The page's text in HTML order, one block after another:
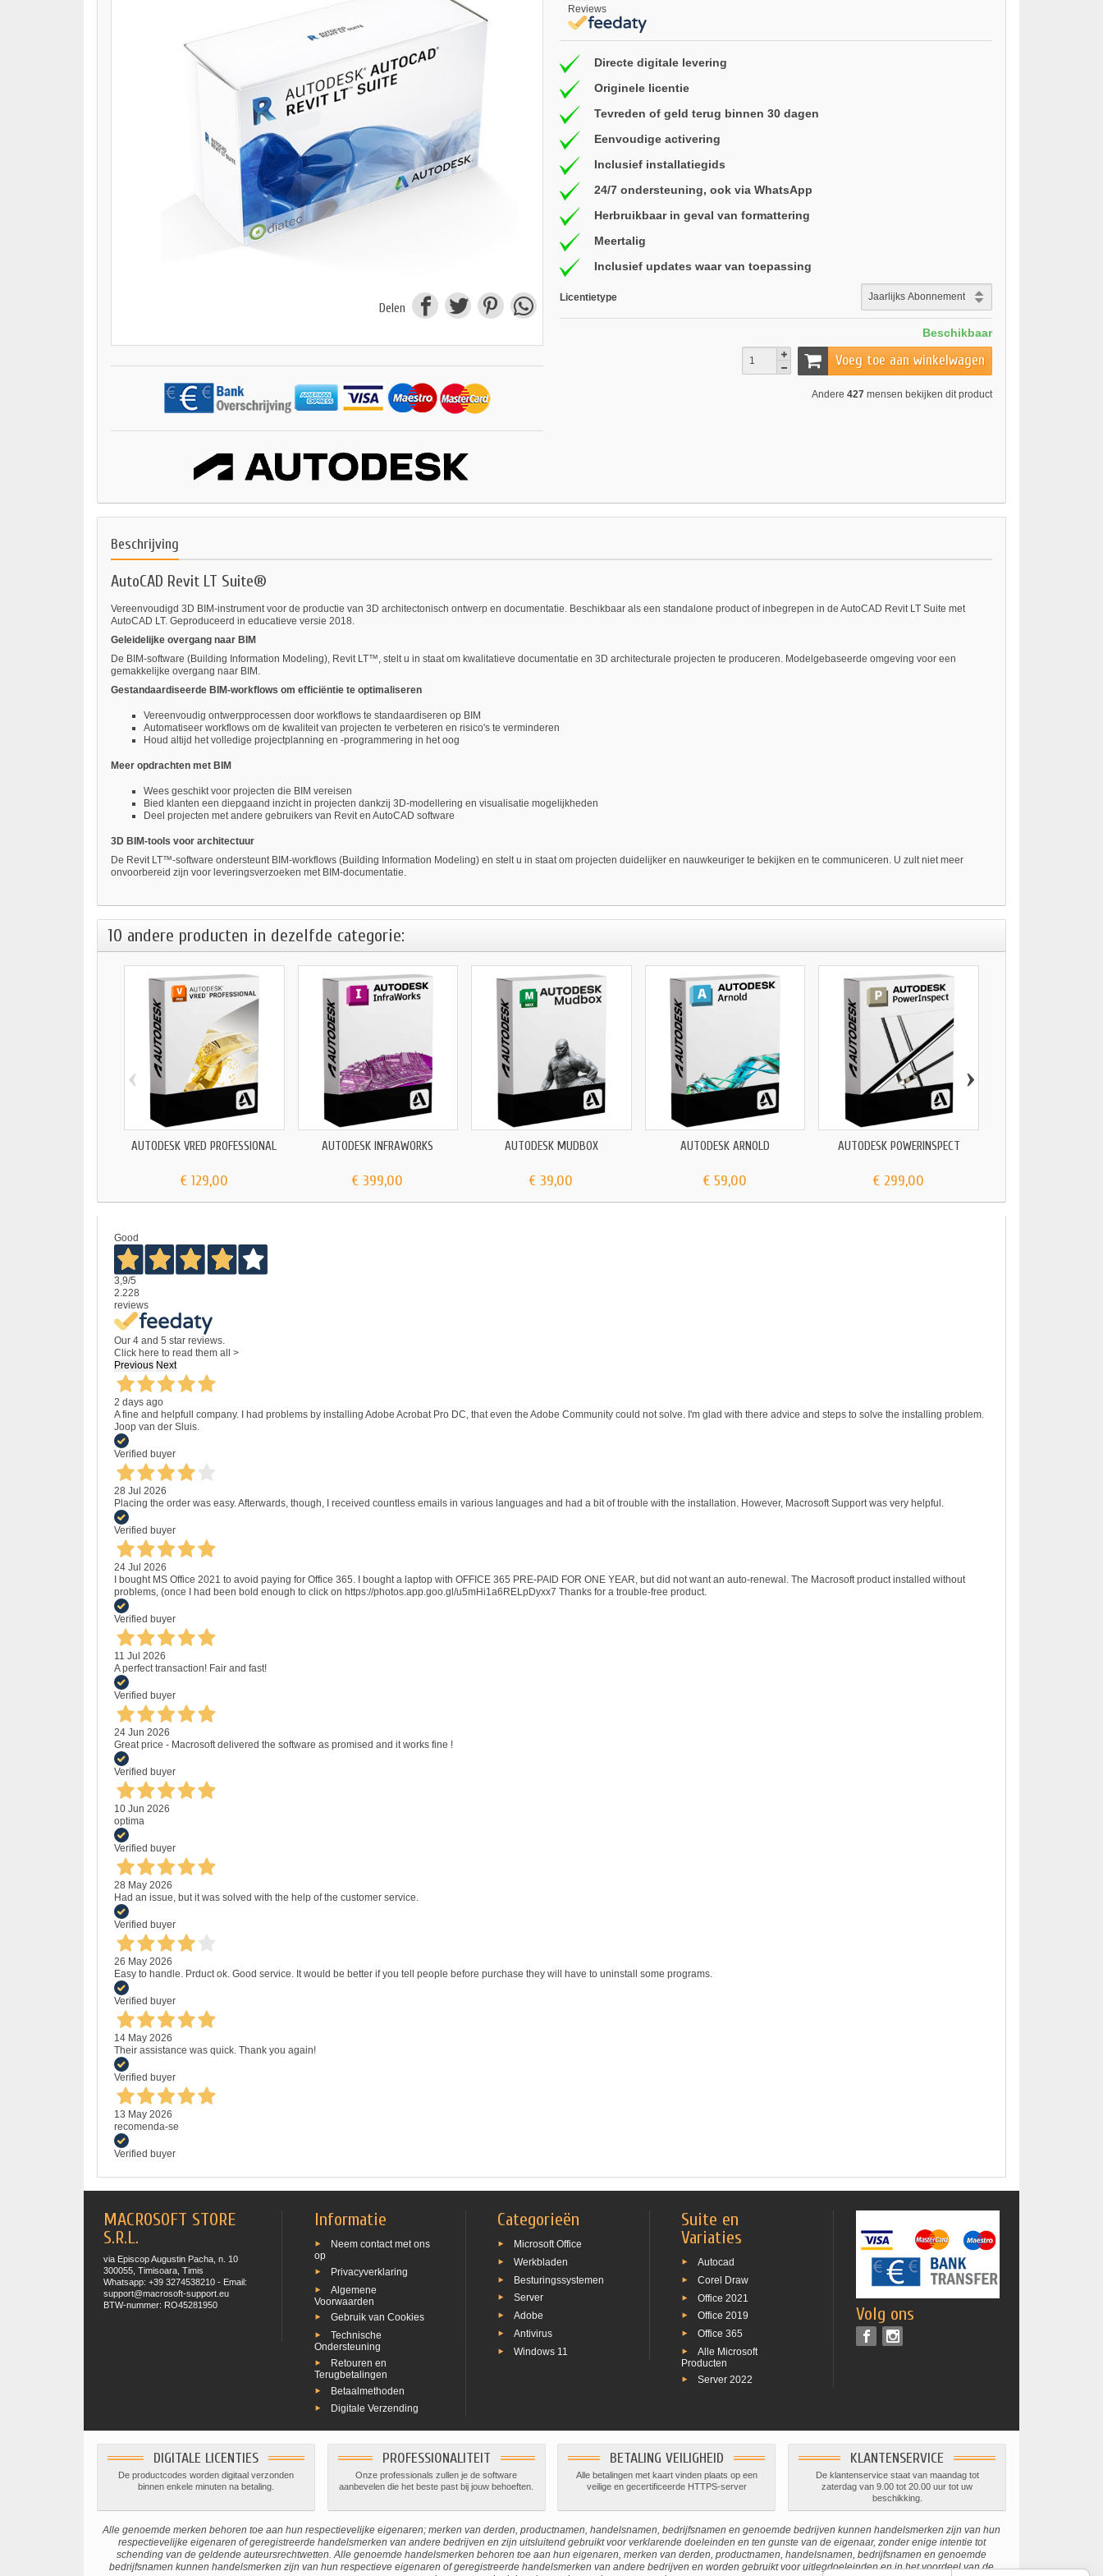
Delen
Reviews
Directe digitale levering
Originele licentie
Tevreden of geld terug binnen 30 dagen
Eenvoudige activering
Inclusief installatiegids
24/7 ondersteuning, ook via WhatsApp
Herbruikbaar in geval van formattering
Meertalig
Inclusief updates waar van toepassing
Licentietype
Beschikbaar
Voeg toe aan winkelwagen
Andere 427 mensen bekijken dit product
Beschrijving
AutoCAD Revit LT Suite®
Vereenvoudigd 3D BIM-instrument voor de productie van 3D architectonisch ontwerp en documentatie. Beschikbaar als een standalone product of inbegrepen in de AutoCAD Revit LT Suite met
AutoCAD LT. Geproduceerd in educatieve versie 2018.
Geleidelijke overgang naar BIM
De BIM-software (Building Information Modeling), Revit LT™, stelt u in staat om kwalitatieve documentatie en 3D architecturale projecten te produceren. Modelgebaseerde omgeving voor een
gemakkelijke overgang naar BIM.
Gestandaardiseerde BIM-workflows om efficiëntie te optimaliseren
Vereenvoudig ontwerpprocessen door workflows te standaardiseren op BIM
Automatiseer workflows om de kwaliteit van projecten te verbeteren en risico's te verminderen
Houd altijd het volledige projectplanning en -programmering in het oog
Meer opdrachten met BIM
Wees geschikt voor projecten die BIM vereisen
Bied klanten een diepgaand inzicht in projecten dankzij 3D-modellering en visualisatie mogelijkheden
Deel projecten met andere gebruikers van Revit en AutoCAD software
3D BIM-tools voor architectuur
De Revit LT™-software ondersteunt BIM-workflows (Building Information Modeling) en stelt u in staat om projecten duidelijker en nauwkeuriger te bekijken en te communiceren. U zult niet meer
onvoorbereid zijn voor leveringsverzoeken met BIM-documentatie.
10 andere producten in dezelfde categorie:
AUTODESK VRED PROFESSIONAL
€ 129,00
AUTODESK INFRAWORKS
€ 399,00
AUTODESK MUDBOX
€ 39,00
AUTODESK ARNOLD
€ 59,00
AUTODESK POWERINSPECT
€ 299,00
‹ ›
Good
3,9/5
2.228
reviews
Our 4 and 5 star reviews.
Click here to read them all >
Previous Next
2 days ago
A fine and helpfull company. I had problems by installing Adobe Acrobat Pro DC, that even the Adobe Community could not solve. I'm glad with there advice and steps to solve the installing problem.
Joop van der Sluis.
Verified buyer
28 Jul 2026
Placing the order was easy. Afterwards, though, I received countless emails in various languages and had a bit of trouble with the installation. However, Macrosoft Support was very helpful.
Verified buyer
24 Jul 2026
I bought MS Office 2021 to avoid paying for Office 365. I bought a laptop with OFFICE 365 PRE-PAID FOR ONE YEAR, but did not want an auto-renewal. The Macrosoft product installed without
problems, (once I had been bold enough to click on https://photos.app.goo.gl/u5mHi1a6RELpDyxx7 Thanks for a trouble-free product.
Verified buyer
11 Jul 2026
A perfect transaction! Fair and fast!
Verified buyer
24 Jun 2026
Great price - Macrosoft delivered the software as promised and it works fine !
Verified buyer
10 Jun 2026
optima
Verified buyer
28 May 2026
Had an issue, but it was solved with the help of the customer service.
Verified buyer
26 May 2026
Easy to handle. Prduct ok. Good service. It would be better if you tell people before purchase they will have to uninstall some programs.
Verified buyer
14 May 2026
Their assistance was quick. Thank you again!
Verified buyer
13 May 2026
recomenda-se
Verified buyer
MACROSOFT STORE
S.R.L.
via Episcop Augustin Pacha, n. 10
300055, Timisoara, Timis
Whatsapp: +39 3274538210 - Email:
support@macrosoft-support.eu
BTW-nummer: RO45281950
Informatie
Neem contact met ons
op
Privacyverklaring
Algemene
Voorwaarden
Gebruik van Cookies
Technische
Ondersteuning
Retouren en
Terugbetalingen
Betaalmethoden
Digitale Verzending
Categorieën
Microsoft Office
Werkbladen
Besturingssystemen
Server
Adobe
Antivirus
Windows 11
Suite en
Variaties
Autocad
Corel Draw
Office 2021
Office 2019
Office 365
Alle Microsoft
Producten
Server 2022
Volg ons
DIGITALE LICENTIES
De productcodes worden digitaal verzonden
binnen enkele minuten na betaling.
PROFESSIONALITEIT
Onze professionals zullen je de software
aanbevelen die het beste past bij jouw behoeften.
BETALING VEILIGHEID
Alle betalingen met kaart vinden plaats op een
veilige en gecertificeerde HTTPS-server
KLANTENSERVICE
De klantenservice staat van maandag tot
zaterdag van 9.00 tot 20.00 uur tot uw
beschikking.
Alle genoemde merken behoren toe aan hun respectievelijke eigenaren; merken van derden, productnamen, handelsnamen, bedrijfsnamen en genoemde bedrijven kunnen handelsmerken zijn van hun
respectievelijke eigenaren of geregistreerde handelsmerken van andere bedrijven en zijn uitsluitend gebruikt voor verklarende doeleinden en ten gunste van de eigenaar, zonder enige intentie tot
schending van de geldende auteursrechtwetten. Alle genoemde handelsmerken behoren toe aan hun eigenaren, merken van derden, productnamen, handelsnamen, bedrijfsnamen en genoemde
bedrijfsnamen kunnen handelsmerken zijn van hun respectieve eigenaren of geregistreerde handelsmerken van andere bedrijven en worden gebruikt voor uitlegdoeleinden en in het voordeel van de